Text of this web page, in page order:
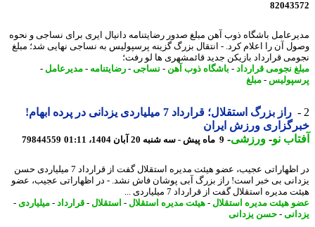
باشگاه ذوب آهن مبلغ صدور رضایتنامه دانیال ایری برای نساجی و نحوه
آن را اعلام کرد. - انتقال بزرگ گزینه پرسپولیس به نساجی نهایی شد؛ مبلغ
قرارداد بازیکن جدید قائمشهری ها لو رفت؛
نجومی قرارداد -باشگاه ذوب آهن -نساجی-رضایتنامه-مدیرعامل-
-مبلغ
راز بزرگ استقلال؛ قرارداد 7 میلیاردی یزدانی در پرده ابهام!
ورزش ایران
نو- ورزشی-9 ماه پیش - سه شنبه 20 آبان 1404، 01:11 79844559
در اظهاراتی عجیب، عضو هیئت مدیره استقلال گفت از قرارداد 7 میلیاردی حسن
بی خبر است! راز بزرگ آبی پوشان فاش نشد. - در اظهاراتی عجیب، عضو
مدیره استقلال گفت از قرارداد 7 میلیاردی ...
هیئت مدیره استقلال-هیئت مدیره استقلال-استقلال-قرارداد -میلیاردی-
- حسن یزدانی